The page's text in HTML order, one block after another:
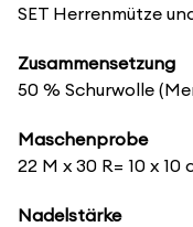
SET Herrenmütze
Zusammensetzung
50 % Schurwolle
Maschenprobe
22 M x 30 R= 10 x 10
Nadelstärke